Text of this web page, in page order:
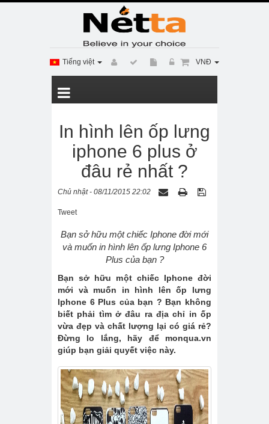
Tiếng việt VNĐ
In hình lên ốp lưng
iphone 6 plus ở
đâu rẻ nhất ?
Chủ nhật - 08/11/2015 22:02
Tweet
Bạn sở hữu một chiếc Iphone đời mới
và muốn in hình lên ốp lưng Iphone 6
Plus của bạn ?
Bạn sở hữu một chiếc Iphone đời
mới và muốn in hình lên ốp lưng
Iphone 6 Plus của bạn ? Bạn không
biết phải tìm ở đâu ra địa chỉ in ốp
vừa đẹp và chất lượng lại có giá rẻ?
Đừng lo lắng, hãy để monqua.vn
giúp bạn giải quyết việc này.